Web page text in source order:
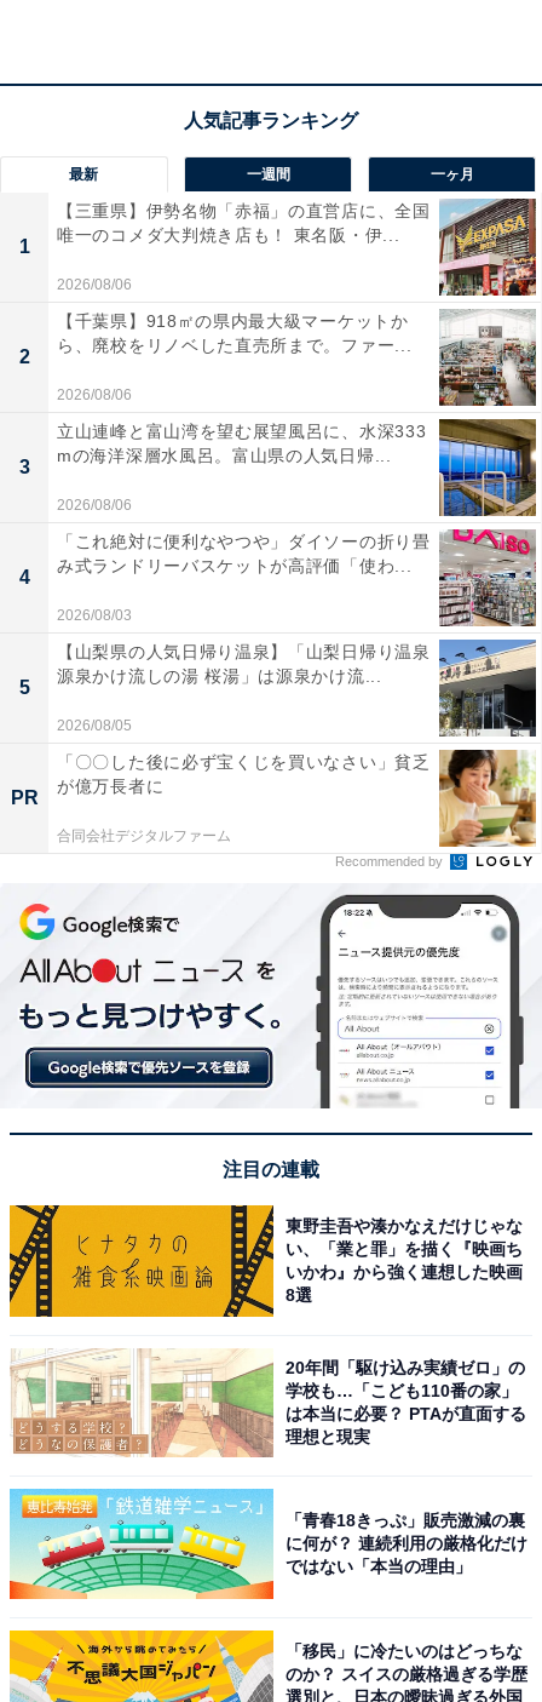
「ぽかぽか温泉 新守山乃湯」の口コミは？
「ぽかぽか温泉 新守山乃湯」には以下のような口コミが
寄せられています。
全国的にも珍しい蒸気ボイラー式サウナは、約
100℃の高温でありながら細やかな水蒸気によって
呼吸がしやすく、心地よい発汗と特別な「ととの
い」を体験できる。
一番熱い備長炭風呂をはじめ、体をしっかりと力強
くマッサージしてくれるリラックスバス、肩たたき
風呂、ジェットバス、寝湯など、全身の疲労をじん
わりとやわらげてくれる多彩な内湯が魅力。
定期的に開催されるスタッフやゲストによる熱波イ
ベントが非常に活気にあふれており、日々のリフレ
アクセス・料金情報は？ 泊まれる？
アクセス
最新 一週間 一ヶ月
1
【三重県】伊勢名物「赤福」の直営店に、全国
唯一のコメダ大判焼き店も！ 東名阪・伊...
2026/08/06
2
【千葉県】918㎡の県内最大級マーケットか
ら、廃校をリノベした直売所まで。ファー...
2026/08/06
3
立山連峰と富山湾を望む展望風呂に、水深333
mの海洋深層水風呂。富山県の人気日帰...
2026/08/06
4
「これ絶対に便利なやつや」ダイソーの折り畳
み式ランドリーバスケットが高評価「使わ...
2026/08/03
5
【山梨県の人気日帰り温泉】「山梨日帰り温泉
源泉かけ流しの湯 桜湯」は源泉かけ流...
2026/08/05
PR
「〇〇した後に必ず宝くじを買いなさい」貧乏
が億万長者に
合同会社デジタルファーム
Recommended by
注目の連載
東野圭吾や湊かなえだけじゃな
い、「業と罪」を描く『映画ち
いかわ』から強く連想した映画
8選
20年間「駆け込み実績ゼロ」の
学校も…「こども110番の家」
は本当に必要？ PTAが直面する
理想と現実
「青春18きっぷ」販売激減の裏
に何が？ 連続利用の厳格化だけ
ではない「本当の理由」
「移民」に冷たいのはどっちな
のか？ スイスの厳格過ぎる学歴
選別と、日本の曖昧過ぎる外国